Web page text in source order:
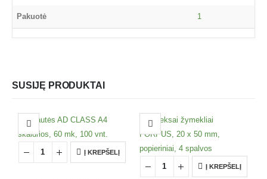
Pakuotė 1
SUSIJĘ PRODUKTAI
Į KREPŠELĮ
Į KREPŠELĮ